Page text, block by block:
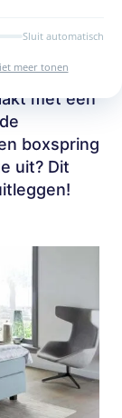
Sluit automatisch
meer tonen
Een
met
met een
boxspring
uit? Dit